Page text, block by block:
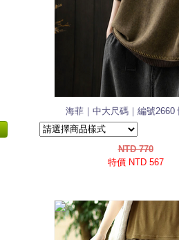
海菲｜中大尺碼｜編號
NTD 770
特價 NTD 567